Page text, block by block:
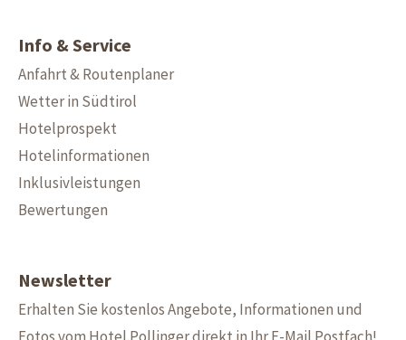
Info & Service
Anfahrt & Routenplaner
Wetter in Südtirol
Hotelprospekt
Hotelinformationen
Inklusivleistungen
Bewertungen
Newsletter
Erhalten Sie kostenlos Angebote, Informationen und